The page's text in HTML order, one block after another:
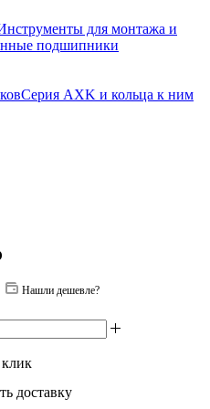
для монтажа и
подшипники
Серия AXK и кольца к ним
Нашли дешевле?
клик
доставку